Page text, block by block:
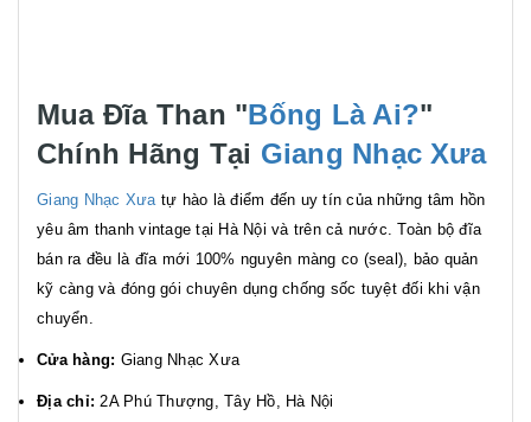
Mua Đĩa Than "Bống Là Ai?"
Chính Hãng Tại Giang Nhạc Xưa
Giang Nhạc Xưatự hào là điểm đến uy tín của những tâm hồn
yêu âm thanh vintage tại Hà Nội và trên cả nước. Toàn bộ đĩa
bán ra đều là đĩa mới 100% nguyên màng co (seal), bảo quản
kỹ càng và đóng gói chuyên dụng chống sốc tuyệt đối khi vận
chuyển.
Cửa hàng: Giang Nhạc Xưa
Địa chỉ: 2A Phú Thượng, Tây Hồ, Hà Nội